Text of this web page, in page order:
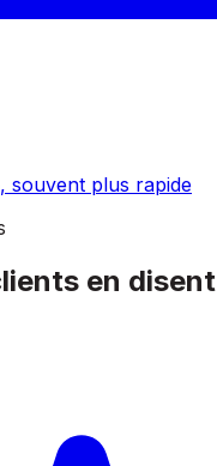
souvent plus rapide
en disent